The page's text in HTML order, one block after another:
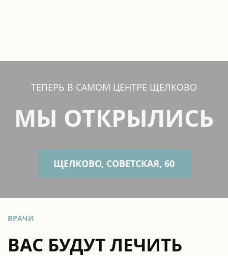
ТЕПЕРЬ В САМОМ ЦЕНТРЕ ЩЕЛКОВО
МЫ ОТКРЫЛИСЬ
ЩЕЛКОВО, СОВЕТСКАЯ, 60
ВРАЧИ
ВАС БУДУТ ЛЕЧИТЬ